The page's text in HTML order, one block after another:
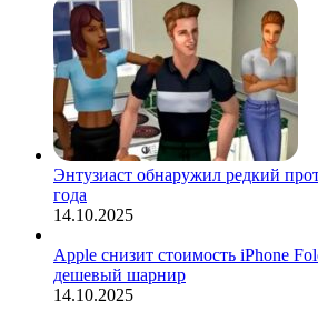
Энтузиаст обнаружил редкий
года
14.10.2025
Apple снизит стоимость iPhone
дешевый шарнир
14.10.2025